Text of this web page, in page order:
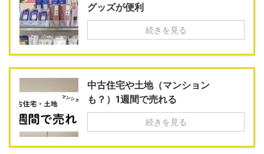
グッズが便利
続きを見る
中古住宅や土地（マンション
も？）1週間で売れる
続きを見る